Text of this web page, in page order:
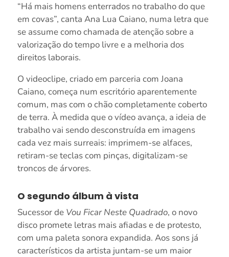
“Há mais homens enterrados no trabalho do que
em covas”, canta Ana Lua Caiano, numa letra que
se assume como chamada de atenção sobre a
valorização do tempo livre e a melhoria dos
direitos laborais.
O videoclipe, criado em parceria com Joana
Caiano, começa num escritório aparentemente
comum, mas com o chão completamente coberto
de terra. À medida que o vídeo avança, a ideia de
trabalho vai sendo desconstruída em imagens
cada vez mais surreais: imprimem-se alfaces,
retiram-se teclas com pinças, digitalizam-se
troncos de árvores.
O segundo álbum à vista
Sucessor de Vou Ficar Neste Quadrado, o novo
disco promete letras mais afiadas e de protesto,
com uma paleta sonora expandida. Aos sons já
característicos da artista juntam-se um maior